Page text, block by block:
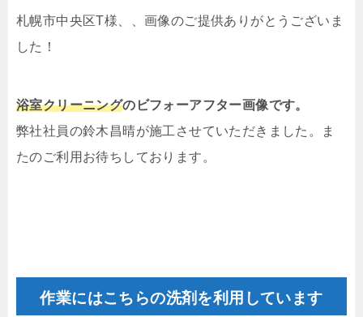
札幌市中央区T様、、画像のご提供ありがとうございま
した！
浴室クリーニングの ビフォーアフター画像です。
弊社社員の鈴木昌晴が施工させていただきました。ま
たのご利用お待ちしております。
作業にはこちらの洗剤を利用しています